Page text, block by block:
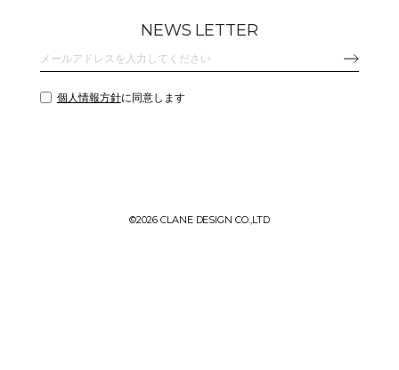
NEWS LETTER
個人情報方針に同意します
©2026 CLANE DESIGN CO.,LTD